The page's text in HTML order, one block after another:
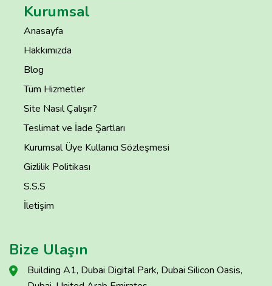
Kurumsal
Anasayfa
Hakkımızda
Blog
Tüm Hizmetler
Site Nasıl Çalışır?
Teslimat ve İade Şartları
Kurumsal Üye Kullanıcı Sözleşmesi
Gizlilik Politikası
S.S.S
İletişim
Bize Ulaşın
Building A1, Dubai Digital Park, Dubai Silicon Oasis,